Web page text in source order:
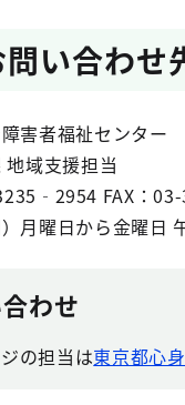
問い合わせ
害者福祉センター
域支援担当
FAX：
）月曜日から金曜日
わせ
の担当は東京都心